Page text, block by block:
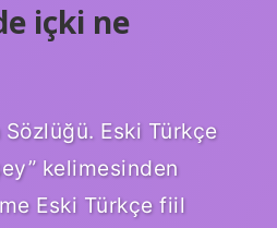
içki ne
Eski Türkçe
kelimesinden
Eski Türkçe fiil